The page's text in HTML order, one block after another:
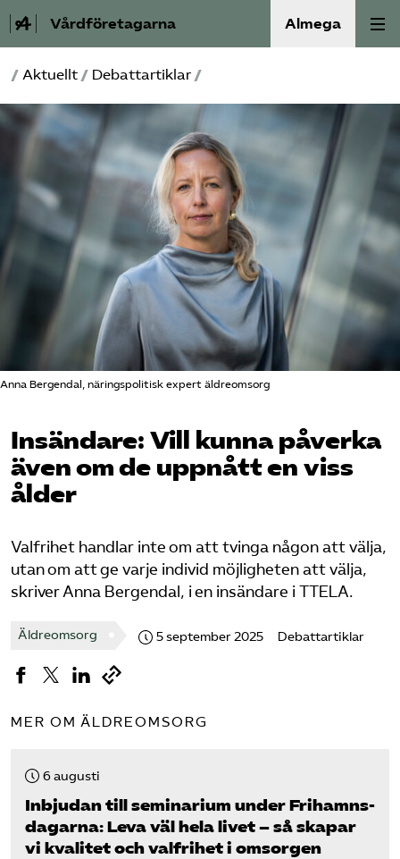
Vårdföretagarna Almega
Välfärdskriminalitet
Valmanifest
Medlemskap
Aktiviteter
Våra frågor
Om oss
Kontakt
Mina sidor
Bli medlem
Sök på vardforetagarna.se
In English
/ Aktuellt / Debattartiklar /
Anna Bergendal, näringspolitisk expert äldreomsorg
Insändare: Vill kunna påverka
även om de uppnått en viss
ålder
Valfrihet handlar inte om att tvinga någon att välja,
utan om att ge varje individ möjligheten att välja,
skriver Anna Bergendal, i en insändare i TTELA.
Äldreomsorg 5 september 2025 Debattartiklar
MER OM ÄLDREOMSORG
6 augusti
Inbjudan till seminarium under Frihamns­
dagarna: Leva väl hela livet – så skapar
vi kvalitet och valfrihet i omsorgen